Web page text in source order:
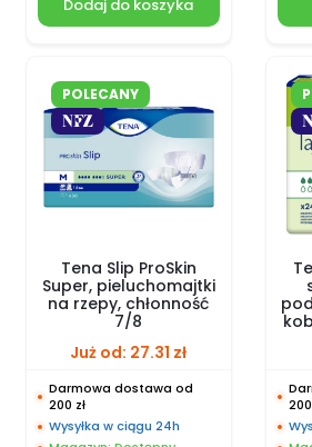
Dodaj do koszyka
POLECANY
Tena Slip ProSkin
Super, pieluchomajtki
na rzepy, chłonność
7/8
Już od: 27.31 zł
Darmowa dostawa od
200 zł
Wysyłka w ciągu 24h
200